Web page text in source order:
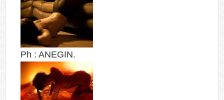
Ph : ANEGIN.